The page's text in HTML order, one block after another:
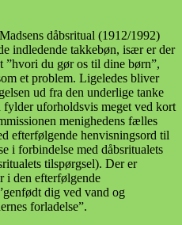
dåbsritual (1912/1992)
indledende takkebøn, især er der
du gør os til dine børn”,
et problem. Ligeledes bliver
ud fra den underlige tanke
fylder uforholdsvis meget ved kort
menighedens fælles
efterfølgende henvisningsord til
i forbindelse med dåbsritualets
tilspørgsel). Der er
i den efterfølgende
dig ved vand og
forladelse”.